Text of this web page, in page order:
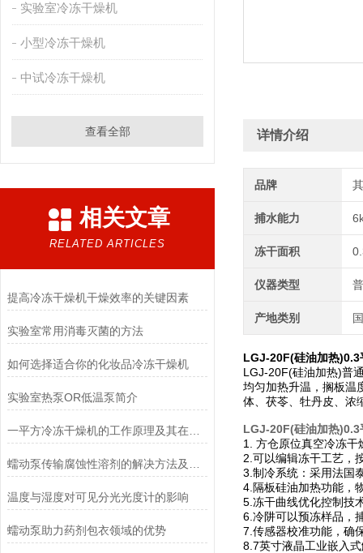
实验室冷冻干燥机
小型冷冻干燥机
中试冷冻干燥机
查看全部
相关文章
RELATED ARTICLES
提高冷冻干燥机干燥效率的关键因素
实验室常用消毒灭菌的方法
如何选择适合你的化妆品冷冻干燥机
实验室热泵OR低温泵简介
一平方冷冻干燥机的工作原理及其在材料科学中的重要性
温度与湿度对可见分光光度计的影响
蠕动泵助力药剂包衣领域的优势
详情介绍
品牌
捕水能力
冻干面积
仪器类型
产地类别
LGJ-20F(硅油加热)0.3
LGJ-20F(硅油加热)普
均匀加热升温，搁板温
体、茯苓、牡丹皮、浓
LGJ-20F(硅油加热)0.3
1. 方仓原位真空冷冻
2.可以编辑冻干工艺，
3.制冷系统：采用法国
4.隔板硅油加热功能，
5.冻干曲线优化控制技
6.冷阱可以预冻样品，
7.传感器校准功能，确
8.7英寸液晶工业嵌入